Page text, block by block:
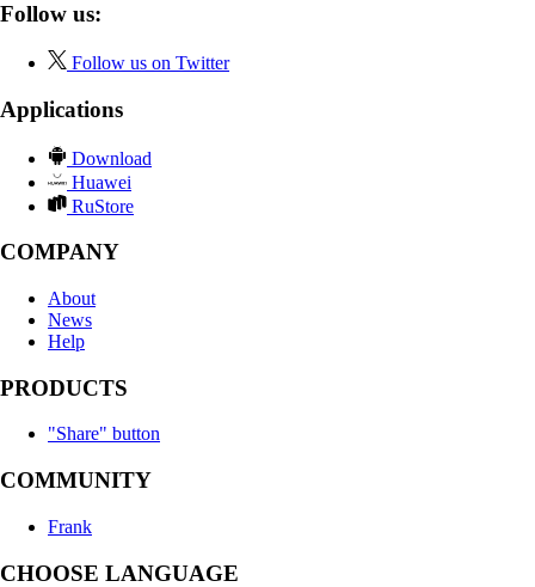
Follow us:
Follow us on Twitter
Applications
Download
Huawei
RuStore
COMPANY
About
News
Help
PRODUCTS
"Share" button
COMMUNITY
Frank
CHOOSE LANGUAGE